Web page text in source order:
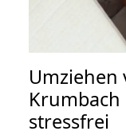
Umziehen
Krumbach
stressfrei